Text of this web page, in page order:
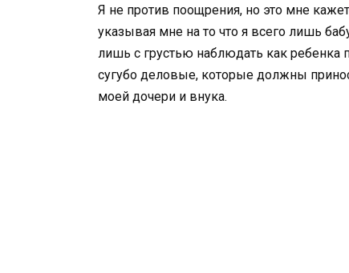
Я не против поощрения, но это мне
указывая мне на то что я всего лишь
лишь с грустью наблюдать как ребенка
сугубо деловые, которые должны
моей дочери и внука.